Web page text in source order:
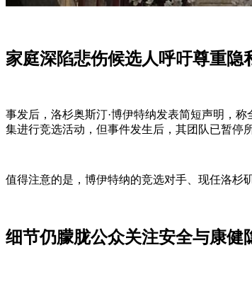
家庭深陷悲伤候选人呼吁尊重隐
事发后，洛杉奥斯汀·博伊特纳发表简短声明，称
集进行竞选活动，但事件发生后，其团队已暂停
值得注意的是，博伊特纳的竞选对手、现任洛杉
细节仍朦胧公众关注安全与康健